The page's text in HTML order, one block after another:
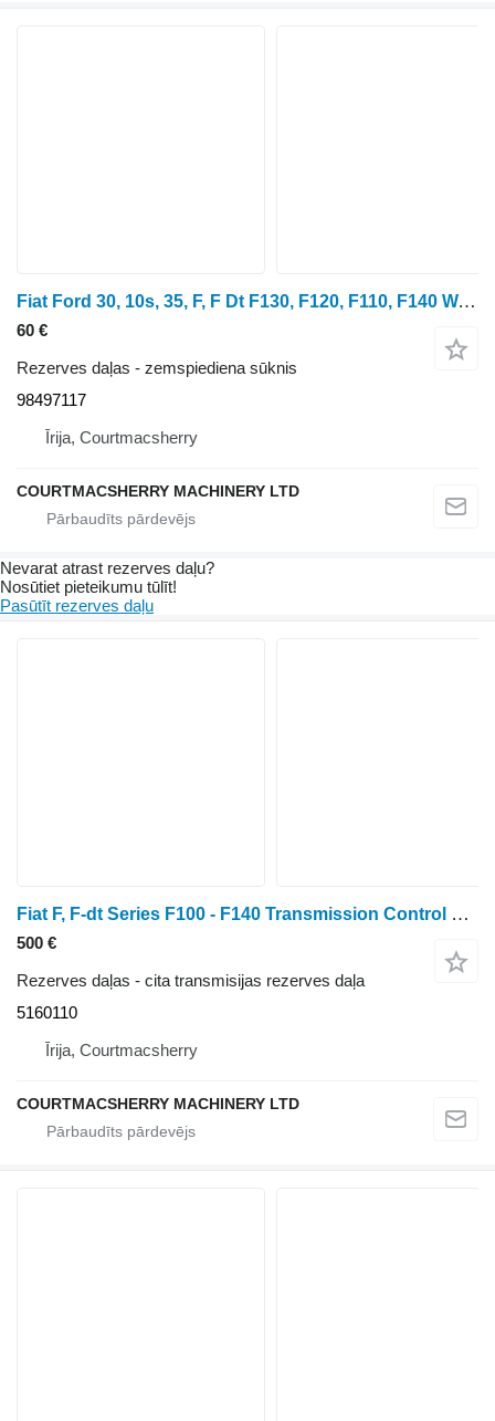
Fiat Ford 30, 10s, 35, F, F Dt F130, F120, F110, F140 Water Pump 9849 98497117 zemspiediena sūknis
60 €
Rezerves daļas - zemspiediena sūknis
98497117
Īrija, Courtmacsherry
COURTMACSHERRY MACHINERY LTD
Nevarat atrast rezerves daļu?
Nosūtiet pieteikumu tūlīt!
Pasūtīt rezerves daļu
Fiat F, F-dt Series F100 - F140 Transmission Control Support Assembly 5160110
500 €
Rezerves daļas - cita transmisijas rezerves daļa
5160110
Īrija, Courtmacsherry
COURTMACSHERRY MACHINERY LTD